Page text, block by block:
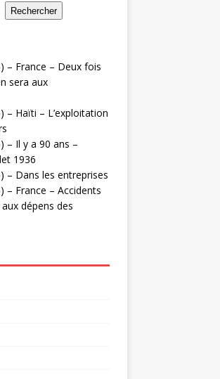
Rechercher
– France – Deux fois
sera aux
– Haïti – L’exploitation
– Il y a 90 ans –
1936
– Dans les entreprises
– France – Accidents
dépens des